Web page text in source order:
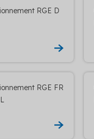
RGE D
RGE FR